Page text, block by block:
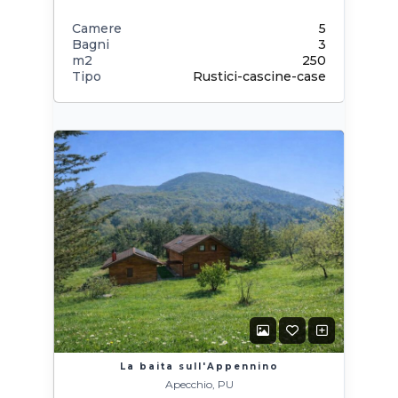
Camere
5
Bagni
3
m2
250
Tipo
Rustici-cascine-case
La baita sull'Appennino
Apecchio, PU